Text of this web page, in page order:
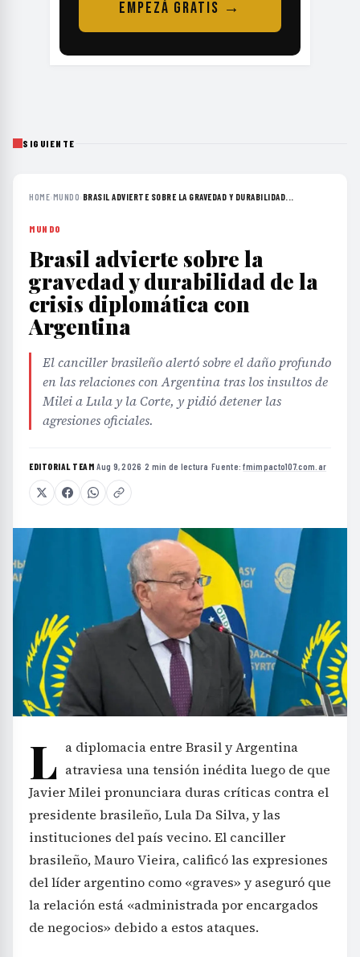
EMPEZÁ GRATIS →
SIGUIENTE
HOME›MUNDO› BRASIL ADVIERTE SOBRE LA GRAVEDAD Y DURABILIDAD...
MUNDO
Brasil advierte sobre la
gravedad y durabilidad de la
crisis diplomática con
Argentina
El canciller brasileño alertó sobre el daño profundo
en las relaciones con Argentina tras los insultos de
Milei a Lula y la Corte, y pidió detener las
agresiones oficiales.
EDITORIAL TEAM·Aug 9, 2026 ·2 min de lectura ·Fuente:fmimpacto107.com.ar
L a diplomacia entre Brasil y Argentina
atraviesa una tensión inédita luego de que
Javier Milei pronunciara duras críticas contra el
presidente brasileño, Lula Da Silva, y las
instituciones del país vecino. El canciller
brasileño, Mauro Vieira, calificó las expresiones
del líder argentino como «graves» y aseguró que
la relación está «administrada por encargados
de negocios» debido a estos ataques.